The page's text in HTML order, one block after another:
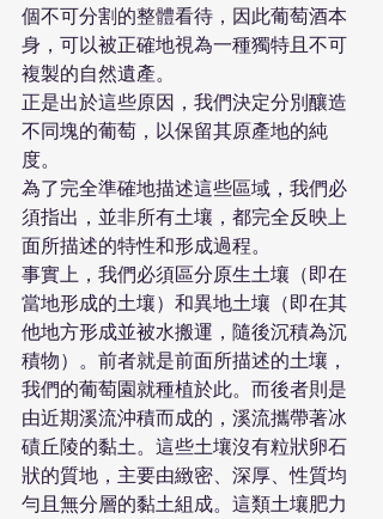
個不可分割的整體看待，因此葡萄酒本
身，可以被正確地視為一種獨特且不可
複製的自然遺產。​
正是出於這些原因，我們決定分別釀造
不同塊的葡萄，以保留其原產地的純
度。
為了完全準確地描述這些區域，我們必
須指出，並非所有土壤，都完全反映上
面所描述的特性和形成過程。
事實上，我們必須區分原生土壤（即在
當地形成的土壤）和異地土壤（即在其
他地方形成並被水搬運，隨後沉積為沉
積物）。前者就是前面所描述的土壤，
我們的葡萄園就種植於此。而後者則是
由近期溪流沖積而成的，溪流攜帶著冰
磧丘陵的黏土。這些土壤沒有粒狀卵石
狀的質地，主要由緻密、深厚、性質均
勻且無分層的黏土組成。這類土壤肥力